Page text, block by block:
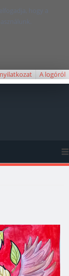
hogy a
nyilatkozat A logóról